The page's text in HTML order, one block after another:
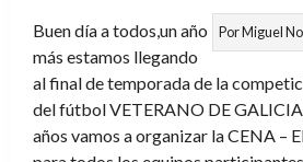
PorMiguel
Buen día a todos,un año
más estamos llegando
al final de temporada de la
del fútbol VETERANO DE
años vamos a organizar la CENA –